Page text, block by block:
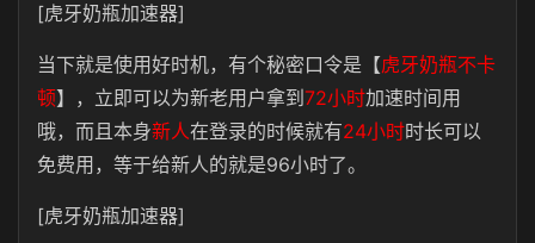
[虎牙奶瓶加速器]
当下就是使用好时机，有个秘密口令是【虎牙奶瓶不卡
顿】，立即可以为新老用户拿到 72小时加速时间用
哦，而且本身新人在登录的时候就有24小时时长可以
免费用，等于给新人的就是96小时了。
[虎牙奶瓶加速器]